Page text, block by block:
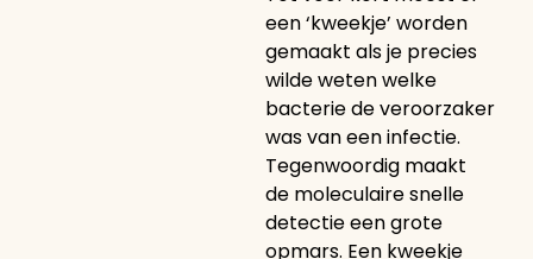
een ‘kweekje’ worden
gemaakt als je precies
wilde weten welke
bacterie de veroorzaker
was van een infectie.
Tegenwoordig maakt
de moleculaire snelle
detectie een grote
opmars. Een kweekje